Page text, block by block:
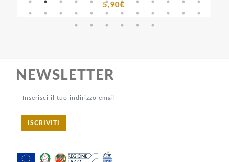
5,90€
NEWSLETTER
ISCRIVITI